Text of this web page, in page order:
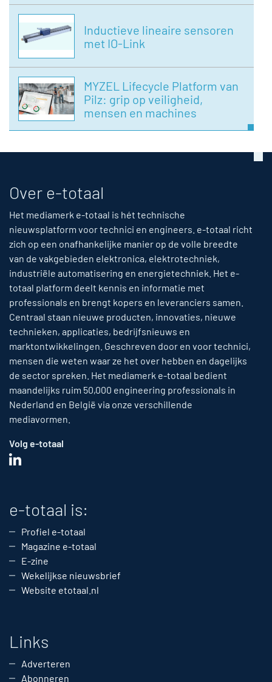
Inductieve lineaire sensoren
met IO-Link
MYZEL Lifecycle Platform van
Pilz: grip op veiligheid,
mensen en machines
Over e-totaal
Het mediamerk e-totaal is hét technische
nieuwsplatform voor technici en engineers. e-totaal richt
zich op een onafhankelijke manier op de volle breedte
van de vakgebieden elektronica, elektrotechniek,
industriële automatisering en energietechniek. Het e-
totaal platform deelt kennis en informatie met
professionals en brengt kopers en leveranciers samen.
Centraal staan nieuwe producten, innovaties, nieuwe
technieken, applicaties, bedrijfsnieuws en
marktontwikkelingen. Geschreven door en voor technici,
mensen die weten waar ze het over hebben en dagelijks
de sector spreken. Het mediamerk e-totaal bedient
maandelijks ruim 50,000 engineering professionals in
Nederland en België via onze verschillende
mediavormen.
Volg e-totaal
e-totaal is:
Profiel e-totaal
Magazine e-totaal
E-zine
Wekelijkse nieuwsbrief
Website etotaal.nl
Links
Adverteren
Abonneren